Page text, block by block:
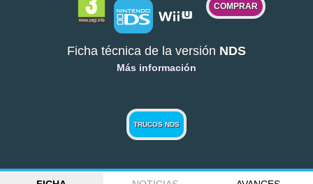
COMPRAR
Ficha técnica de la versión NDS
Más información
TRUCOS NDS